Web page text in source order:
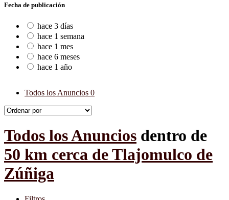
Fecha de publicación
hace 3 días
hace 1 semana
hace 1 mes
hace 6 meses
hace 1 año
Todos los Anuncios 0
Todos los Anuncios dentro de
50 km cerca de Tlajomulco de
Zúñiga